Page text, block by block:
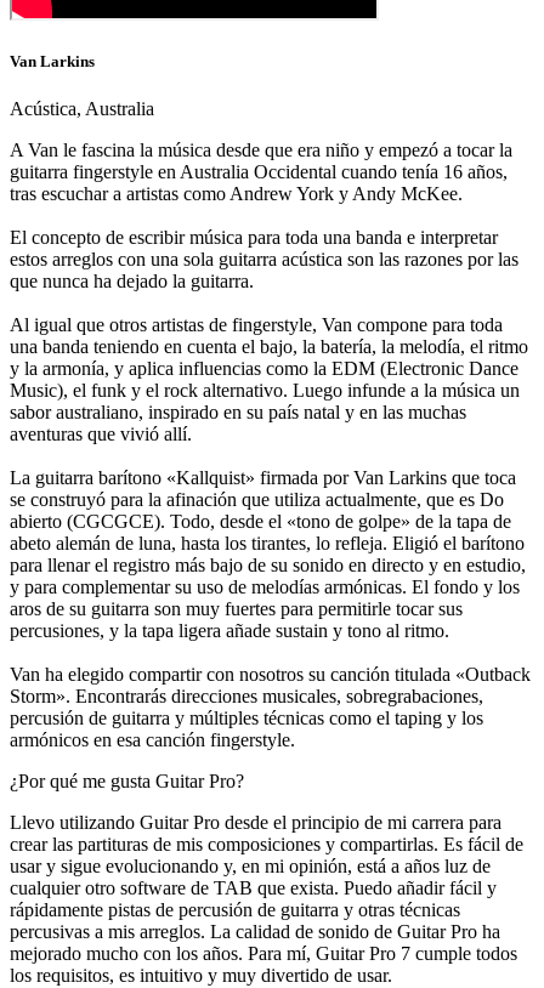
Van Larkins
Acústica, Australia
A Van le fascina la música desde que era niño y empezó a tocar la
guitarra fingerstyle en Australia Occidental cuando tenía 16 años,
tras escuchar a artistas como Andrew York y Andy McKee.
El concepto de escribir música para toda una banda e interpretar
estos arreglos con una sola guitarra acústica son las razones por las
que nunca ha dejado la guitarra.
Al igual que otros artistas de fingerstyle, Van compone para toda
una banda teniendo en cuenta el bajo, la batería, la melodía, el ritmo
y la armonía, y aplica influencias como la EDM (Electronic Dance
Music), el funk y el rock alternativo. Luego infunde a la música un
sabor australiano, inspirado en su país natal y en las muchas
aventuras que vivió allí.
La guitarra barítono «Kallquist» firmada por Van Larkins que toca
se construyó para la afinación que utiliza actualmente, que es Do
abierto (CGCGCE). Todo, desde el «tono de golpe» de la tapa de
abeto alemán de luna, hasta los tirantes, lo refleja. Eligió el barítono
para llenar el registro más bajo de su sonido en directo y en estudio,
y para complementar su uso de melodías armónicas. El fondo y los
aros de su guitarra son muy fuertes para permitirle tocar sus
percusiones, y la tapa ligera añade sustain y tono al ritmo.
Van ha elegido compartir con nosotros su canción titulada «Outback
Storm». Encontrarás direcciones musicales, sobregrabaciones,
percusión de guitarra y múltiples técnicas como el taping y los
armónicos en esa canción fingerstyle.
¿Por qué me gusta Guitar Pro?
Llevo utilizando Guitar Pro desde el principio de mi carrera para
crear las partituras de mis composiciones y compartirlas. Es fácil de
usar y sigue evolucionando y, en mi opinión, está a años luz de
cualquier otro software de TAB que exista. Puedo añadir fácil y
rápidamente pistas de percusión de guitarra y otras técnicas
percusivas a mis arreglos. La calidad de sonido de Guitar Pro ha
mejorado mucho con los años. Para mí, Guitar Pro 7 cumple todos
los requisitos, es intuitivo y muy divertido de usar.